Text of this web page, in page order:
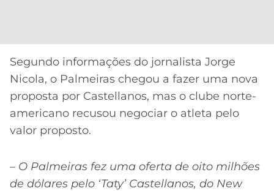
MG
CRUZEIRO
Segundo informações do jornalista Jorge
Nicola, o Palmeiras chegou a fazer uma nova
proposta por Castellanos, mas o clube norte-
americano recusou negociar o atleta pelo
valor proposto.
– O Palmeiras fez uma oferta de oito milhões
de dólares pelo ‘Taty’ Castellanos, do New